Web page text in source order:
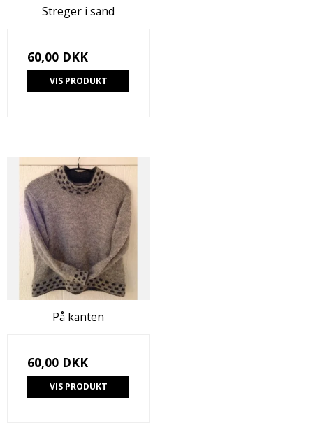
Streger i sand
60,00 DKK
VIS PRODUKT
På kanten
60,00 DKK
VIS PRODUKT